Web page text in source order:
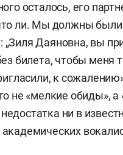
осталось, его
ли. Мы должны
Даяновна, вы
билета, чтобы меня
к
не «мелкие обиды», а
ни в
академических